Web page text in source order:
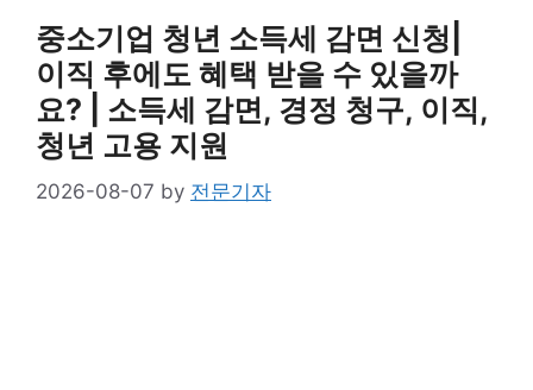
중소기업 청년 소득세 감면 신청|
이직 후에도 혜택 받을 수 있을까
요? | 소득세 감면, 경정 청구, 이직,
청년 고용 지원
2026-08-07 by 전문기자